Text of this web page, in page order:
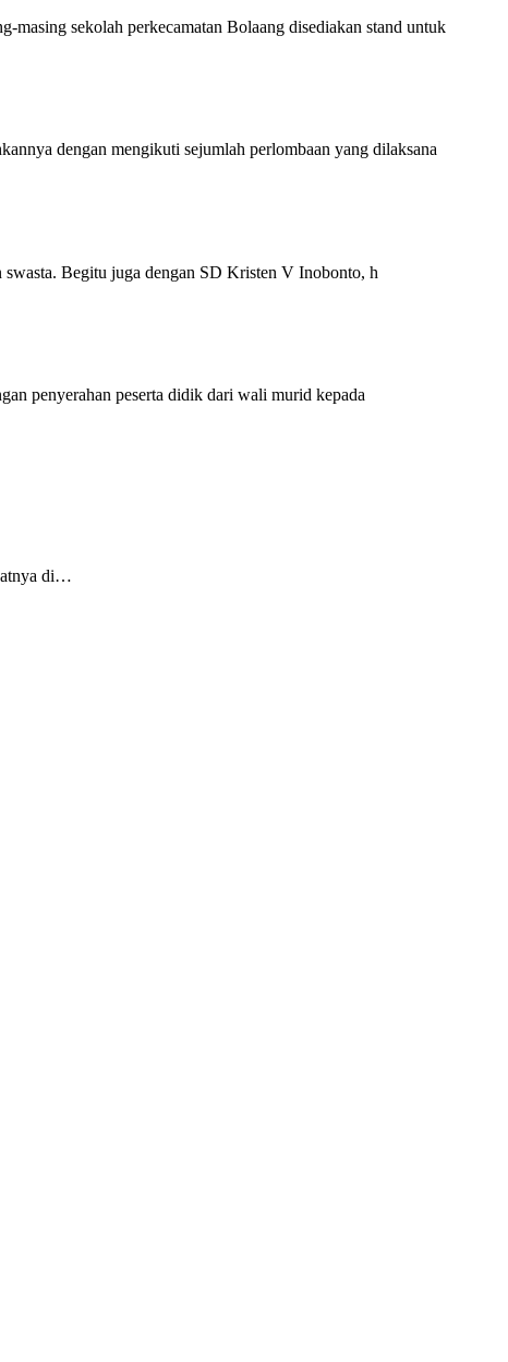
sekolah perkecamatan Bolaang disediakan stand untuk
dengan mengikuti sejumlah perlombaan yang dilaksana
swasta. Begitu juga dengan SD Kristen V Inobonto, h
penyerahan peserta didik dari wali murid kepada
di…